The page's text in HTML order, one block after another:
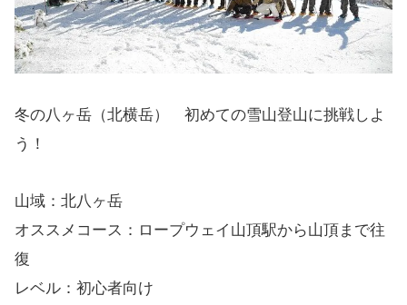
冬の八ヶ岳（北横岳） 初めての雪山登山に挑戦しよ
う！
山域：北八ヶ岳
オススメコース：ロープウェイ山頂駅から山頂まで往
復
レベル：初心者向け